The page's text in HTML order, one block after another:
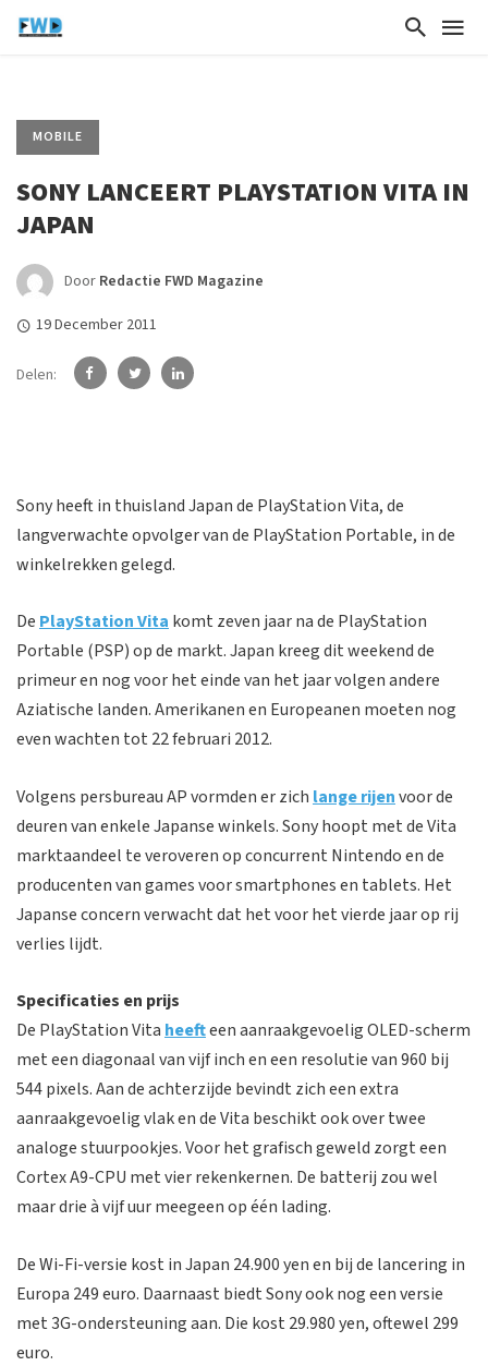
MOBILE
SONY LANCEERT PLAYSTATION VITA IN
JAPAN
Door Redactie FWD Magazine
19 December 2011
Delen:
Sony heeft in thuisland Japan de PlayStation Vita, de
langverwachte opvolger van de PlayStation Portable, in de
winkelrekken gelegd.
De PlayStation Vita komt zeven jaar na de PlayStation
Portable (PSP) op de markt. Japan kreeg dit weekend de
primeur en nog voor het einde van het jaar volgen andere
Aziatische landen. Amerikanen en Europeanen moeten nog
even wachten tot 22 februari 2012.
Volgens persbureau AP vormden er zich lange rijenvoor de
deuren van enkele Japanse winkels. Sony hoopt met de Vita
marktaandeel te veroveren op concurrent Nintendo en de
producenten van games voor smartphones en tablets. Het
Japanse concern verwacht dat het voor het vierde jaar op rij
verlies lijdt.
Specificaties en prijs
De PlayStation Vita heefteen aanraakgevoelig OLED-scherm
met een diagonaal van vijf inch en een resolutie van 960 bij
544 pixels. Aan de achterzijde bevindt zich een extra
aanraakgevoelig vlak en de Vita beschikt ook over twee
analoge stuurpookjes. Voor het grafisch geweld zorgt een
Cortex A9-CPU met vier rekenkernen. De batterij zou wel
maar drie à vijf uur meegeen op één lading.
De Wi-Fi-versie kost in Japan 24.900 yen en bij de lancering in
Europa 249 euro. Daarnaast biedt Sony ook nog een versie
met 3G-ondersteuning aan. Die kost 29.980 yen, oftewel 299
euro.